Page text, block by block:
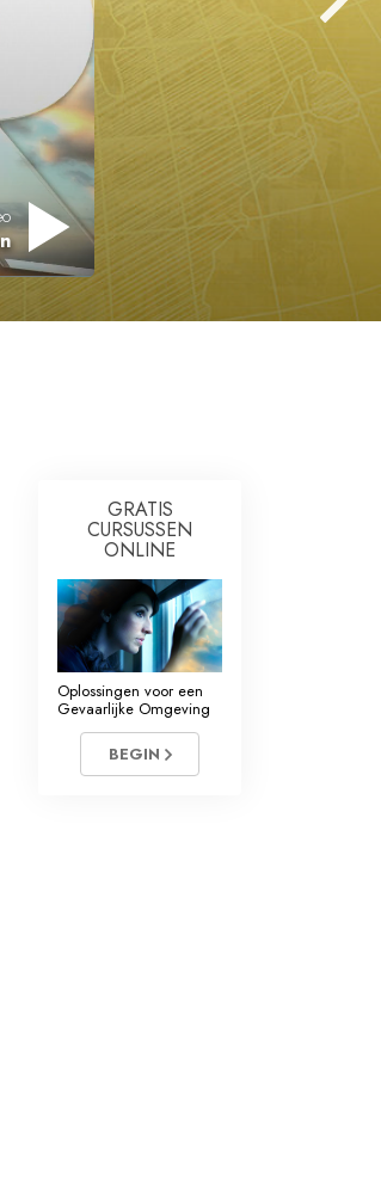
voor het Drugsprobleem
bij het Dagelijks Werk
en de Condities
van Onderdrukking
van Organiseren
GRATIS
CURSUSSEN
ONLINE
Oplossingen voor een
Gevaarlijke Omgeving
BEGIN